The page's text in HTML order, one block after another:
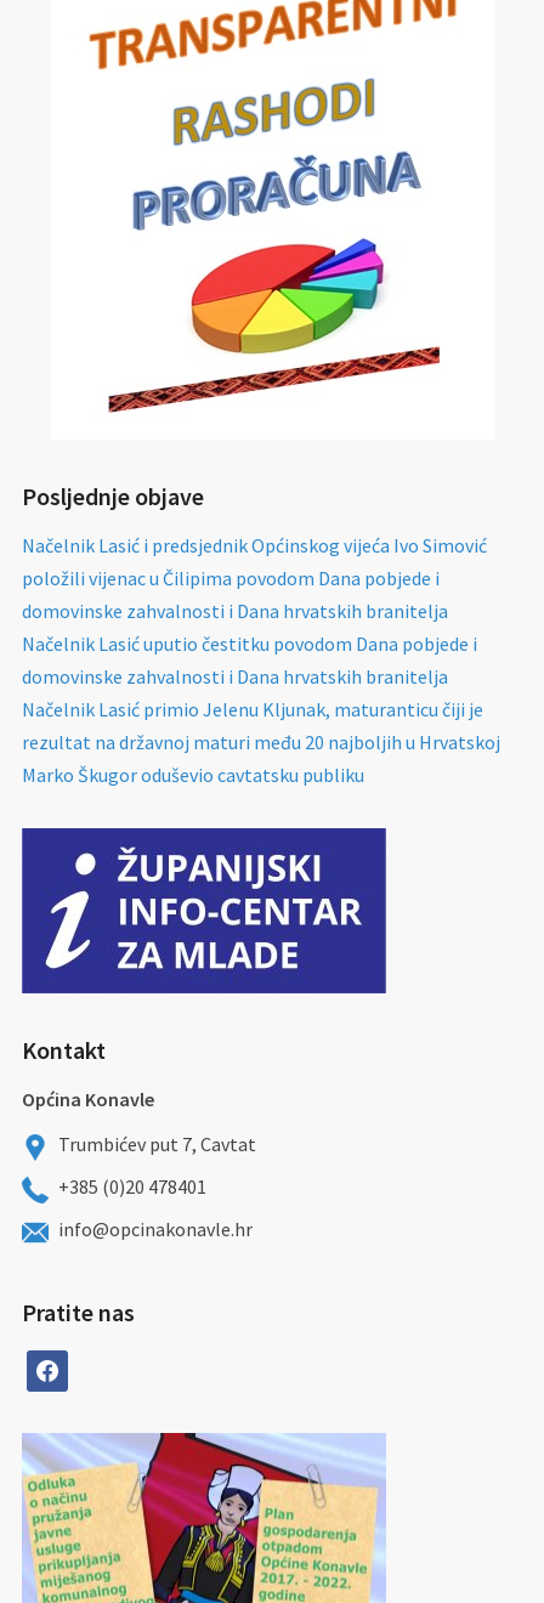
Posljednje objave
Načelnik Lasić i predsjednik Općinskog vijeća Ivo Simović
položili vijenac u Čilipima povodom Dana pobjede i
domovinske zahvalnosti i Dana hrvatskih branitelja
Načelnik Lasić uputio čestitku povodom Dana pobjede i
domovinske zahvalnosti i Dana hrvatskih branitelja
Načelnik Lasić primio Jelenu Kljunak, maturanticu čiji je
rezultat na državnoj maturi među 20 najboljih u Hrvatskoj
Marko Škugor oduševio cavtatsku publiku
Kontakt
Općina Konavle
Trumbićev put 7, Cavtat
+385 (0)20 478401
info@opcinakonavle.hr
Pratite nas
facebook